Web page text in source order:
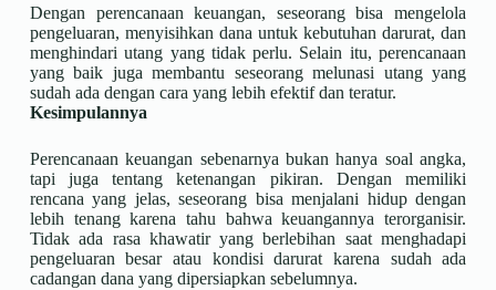
Dengan perencanaan keuangan, seseorang bisa mengelola
pengeluaran, menyisihkan dana untuk kebutuhan darurat, dan
menghindari utang yang tidak perlu. Selain itu, perencanaan
yang baik juga membantu seseorang melunasi utang yang
sudah ada dengan cara yang lebih efektif dan teratur.
Kesimpulannya
Perencanaan keuangan sebenarnya bukan hanya soal angka,
tapi juga tentang ketenangan pikiran. Dengan memiliki
rencana yang jelas, seseorang bisa menjalani hidup dengan
lebih tenang karena tahu bahwa keuangannya terorganisir.
Tidak ada rasa khawatir yang berlebihan saat menghadapi
pengeluaran besar atau kondisi darurat karena sudah ada
cadangan dana yang dipersiapkan sebelumnya.